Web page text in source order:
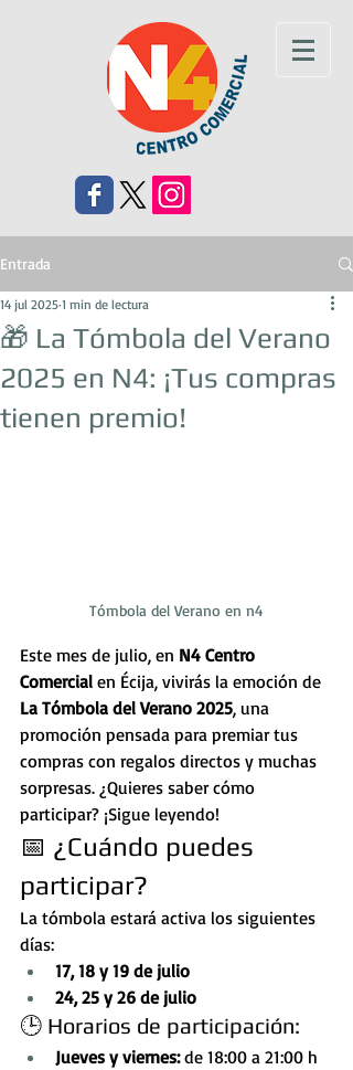
Entrada
🎁 La Tómbola del Verano
2025 en N4: ¡Tus compras
tienen premio!
14 jul 2025 1 min de lectura
Tómbola del Verano en n4
Este mes de julio, en N4 Centro
Comercial en Écija, vivirás la emoción de
La Tómbola del Verano 2025, una
promoción pensada para premiar tus
compras con regalos directos y muchas
sorpresas. ¿Quieres saber cómo
participar? ¡Sigue leyendo!
📅 ¿Cuándo puedes
participar?
La tómbola estará activa los siguientes
días:
17, 18 y 19 de julio
24, 25 y 26 de julio
🕒 Horarios de participación:
Jueves y viernes: de 18:00 a 21:00 h